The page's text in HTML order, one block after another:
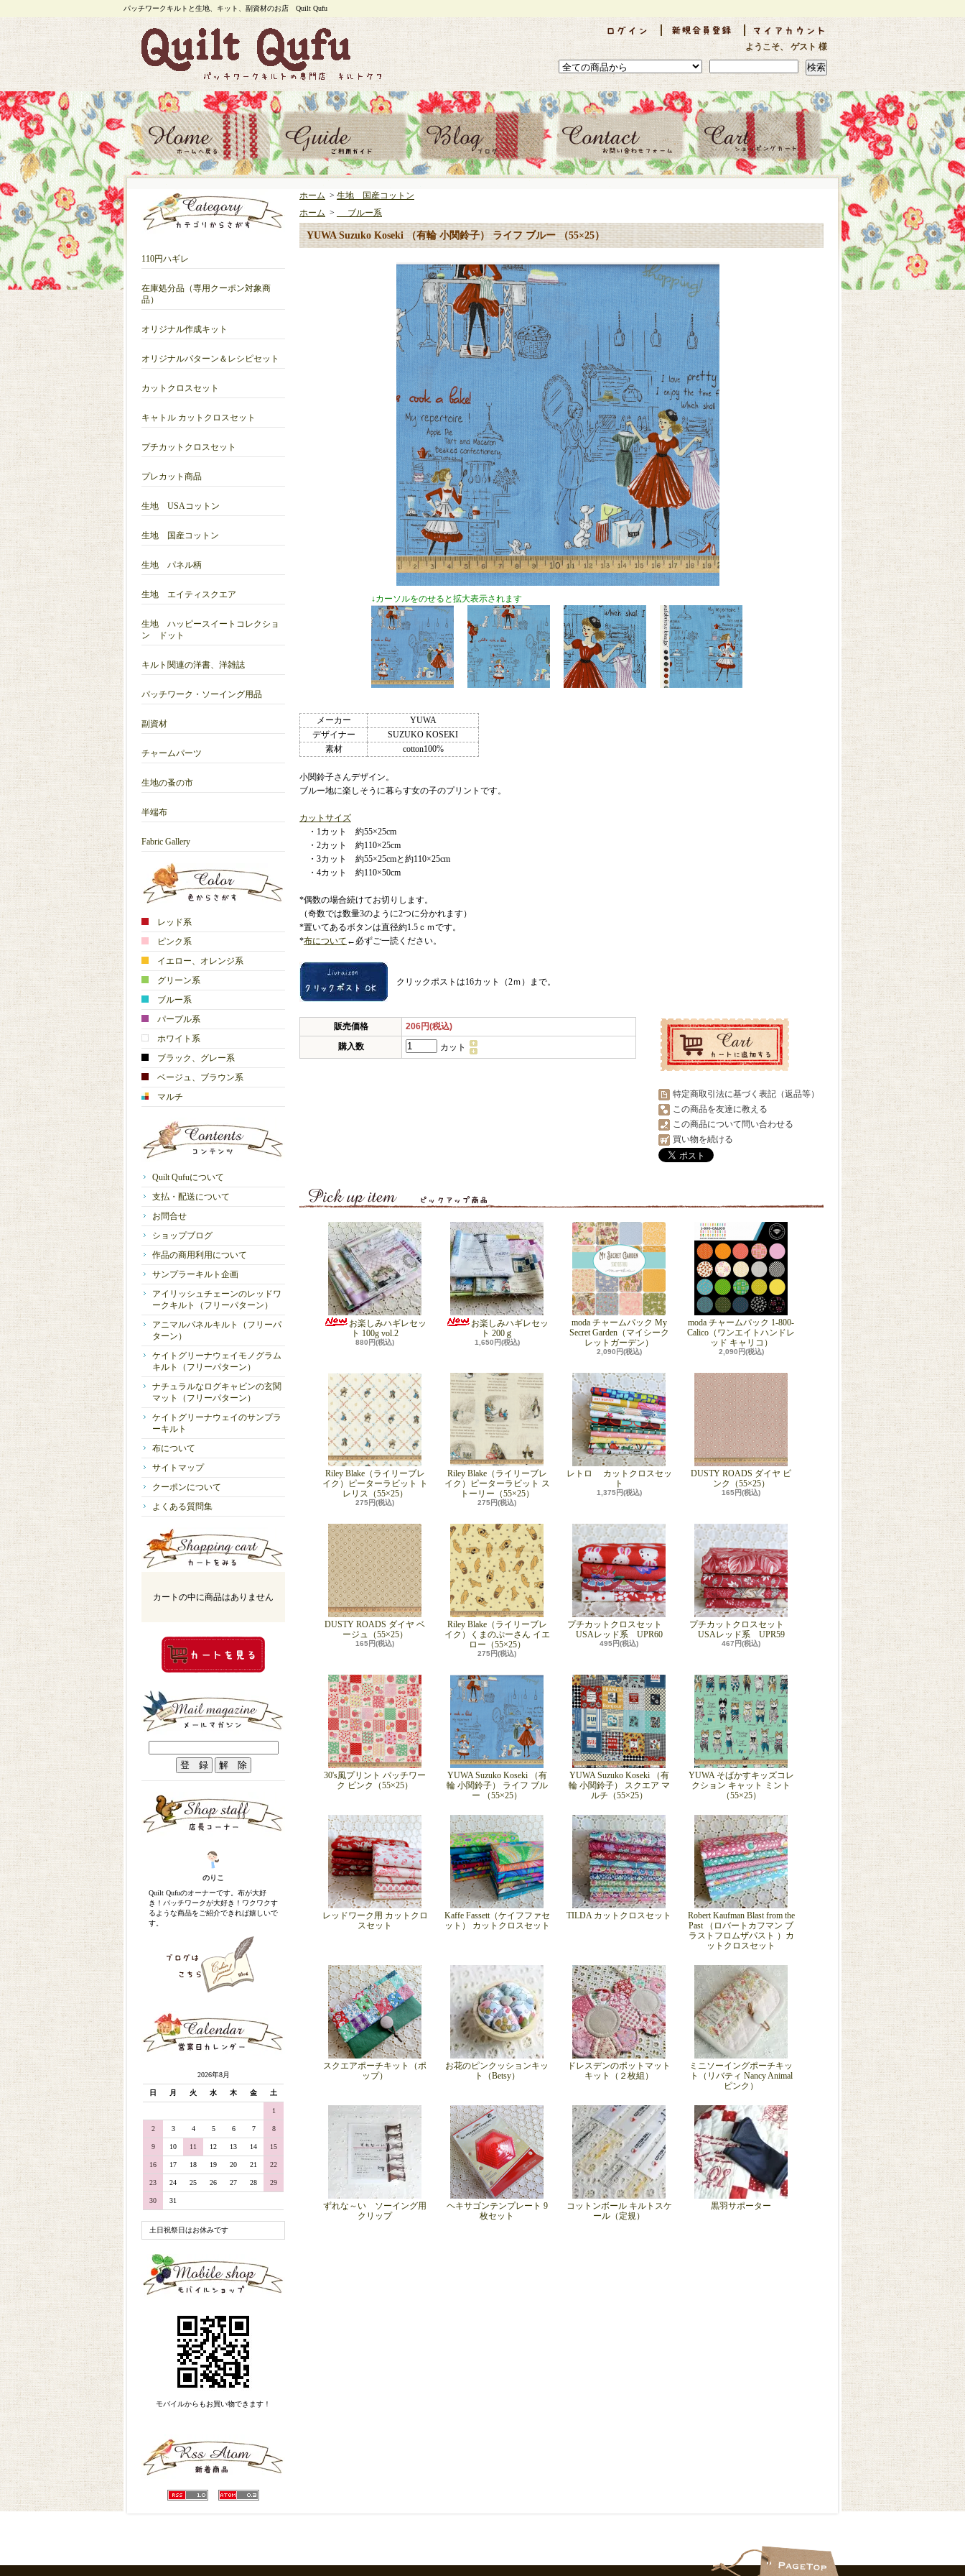
パッチワークキルトと生地、キット、副資材のお店 Quilt Qufu
ようこそ、 ゲスト 様
検索
110円ハギレ
在庫処分品（専用クーポン対象商
品）
オリジナル作成キット
オリジナルパターン＆レシピセット
カットクロスセット
キャトル カットクロスセット
プチカットクロスセット
プレカット商品
生地 USAコットン
生地 国産コットン
生地 パネル柄
生地 エイティスクエア
生地 ハッピースイートコレクショ
ン ドット
キルト関連の洋書、洋雑誌
パッチワーク・ソーイング用品
副資材
チャームパーツ
生地の蚤の市
半端布
Fabric Gallery
レッド系
ピンク系
イエロー、オレンジ系
グリーン系
ブルー系
パープル系
ホワイト系
ブラック、グレー系
ベージュ、ブラウン系
マルチ
Quilt Qufuについて
支払・配送について
お問合せ
ショップブログ
作品の商用利用について
サンプラーキルト企画
アイリッシュチェーンのレッドワ
ークキルト（フリーパターン）
アニマルパネルキルト（フリーパ
ターン）
ケイトグリーナウェイモノグラム
キルト（フリーパターン）
ナチュラルなログキャビンの玄関
マット（フリーパターン）
ケイトグリーナウェイのサンプラ
ーキルト
布について
サイトマップ
クーポンについて
よくある質問集
カートの中に商品はありません
のりこ
Quilt Qufuのオーナーです。布が大好
き！パッチワークが大好き！ワクワクす
るような商品をご紹介できれば嬉しいで
す。
2026年8月
日 月 火 水 木 金 土
1
2 3 4 5 6 7 8
9 10 11 12 13 14 15
16 17 18 19 20 21 22
23 24 25 26 27 28 29
30 31
土日祝祭日はお休みです
モバイルからもお買い物できます！
ホーム > 生地 国産コットン
ホーム > ブルー系
YUWA Suzuko Koseki （有輪 小関鈴子） ライフ ブルー （55×25）
↓カーソルをのせると拡大表示されます
メーカー
YUWA
デザイナー
SUZUKO KOSEKI
素材
cotton100%
小関鈴子さんデザイン。
ブルー地に楽しそうに暮らす女の子のプリントです。
カットサイズ
・1カット 約55×25cm
・2カット 約110×25cm
・3カット 約55×25cmと約110×25cm
・4カット 約110×50cm
*偶数の場合続けてお切りします。
（奇数では数量3のように2つに分かれます）
*置いてあるボタンは直径約1.5ｃｍです。
*布について ←必ずご一読ください。
クリックポストは16カット（2ｍ）まで。
販売価格
206円(税込)
購入数
カット
特定商取引法に基づく表記（返品等）
この商品を友達に教える
この商品について問い合わせる
買い物を続ける
お楽しみハギレセッ
ト 100g vol.2
880円(税込)
お楽しみハギレセッ
ト 200ｇ
1,650円(税込)
moda チャームパック My
Secret Garden（マイシーク
レットガーデン）
2,090円(税込)
moda チャームパック 1-800-
Calico（ワンエイトハンドレ
ッド キャリコ）
2,090円(税込)
Riley Blake（ライリーブレ
イク）ピーターラビット ト
レリス（55×25）
275円(税込)
Riley Blake（ライリーブレ
イク）ピーターラビット ス
トーリー（55×25）
275円(税込)
レトロ カットクロスセッ
ト
1,375円(税込)
DUSTY ROADS ダイヤ ピ
ンク（55×25）
165円(税込)
DUSTY ROADS ダイヤ ベ
ージュ（55×25）
165円(税込)
Riley Blake（ライリーブレ
イク）くまのぷーさん イエ
ロー（55×25）
275円(税込)
プチカットクロスセット
USAレッド系 UPR60
495円(税込)
プチカットクロスセット
USAレッド系 UPR59
467円(税込)
30's風プリント パッチワー
ク ピンク（55×25）
YUWA Suzuko Koseki （有
輪 小関鈴子） ライフ ブル
ー （55×25）
YUWA Suzuko Koseki （有
輪 小関鈴子） スクエア マ
ルチ（55×25）
YUWA そばかすキッズコレ
クション キャット ミント
（55×25）
レッドワーク用 カットクロ
スセット
Kaffe Fassett（ケイフファセ
ット） カットクロスセット
TILDA カットクロスセット
Robert Kaufman Blast from the
Past （ロバートカフマン ブ
ラストフロムザパスト ）カ
ットクロスセット
スクエアポーチキット（ポ
ップ）
お花のピンクッションキッ
ト（Betsy）
ドレスデンのポットマット
キット（２枚組）
ミニソーイングポーチキッ
ト（リバティ Nancy Animal
ピンク）
ずれな～い ソーイング用
クリップ
ヘキサゴンテンプレート 9
枚セット
コットンボール キルトスケ
ール（定規）
黒羽サポーター